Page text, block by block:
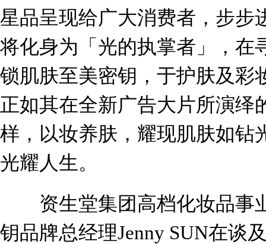
星品呈现给广大消费者，步步
将化身为「光的执掌者」，在
锁肌肤至美密钥，于护肤及彩
正如其在全新广告大片所演绎
样，以妆养肤，耀现肌肤如钻
光耀人生。
资生堂集团高档化妆品事
钥品牌总经理Jenny SUN在谈